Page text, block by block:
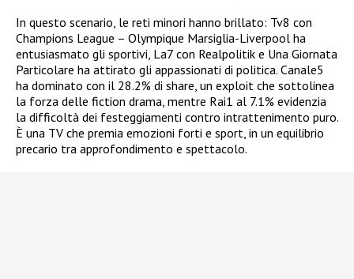
In questo scenario, le reti minori hanno brillato: Tv8 con
Champions League – Olympique Marsiglia-Liverpool ha
entusiasmato gli sportivi, La7 con Realpolitik e Una Giornata
Particolare ha attirato gli appassionati di politica. Canale5
ha dominato con il 28.2% di share, un exploit che sottolinea
la forza delle fiction drama, mentre Rai1 al 7.1% evidenzia
la difficoltà dei festeggiamenti contro intrattenimento puro.
È una TV che premia emozioni forti e sport, in un equilibrio
precario tra approfondimento e spettacolo.